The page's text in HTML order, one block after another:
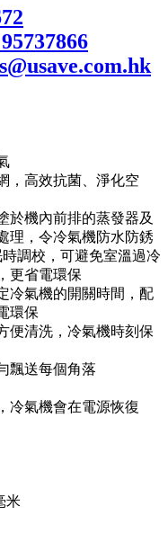
，高效抗菌、淨化空
於機內前排的蒸發器及
理，令冷氣機防水防銹
調校，可避免室溫過冷
更省電環保
冷氣機的開關時間，配
環保
便清洗，冷氣機時刻保
飄送每個角落
冷氣機會在電源恢復
米